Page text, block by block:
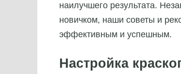
наилучшего результата.
новичком, наши советы и
эффективным и успешным.
Настройка